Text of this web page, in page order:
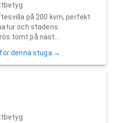
på 200 kvm, perfekt
och stadens
tomt på näst...
denna stuga →